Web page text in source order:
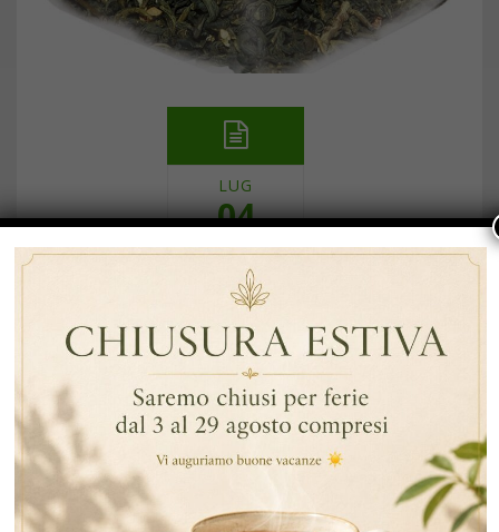
LUG
04
THÈ VERDE NELLA CUCINA GIAPPONESE
By Data Tè E Infusi Thè Verde
ARTICOLI RECENTI
RECENT COMMENTS